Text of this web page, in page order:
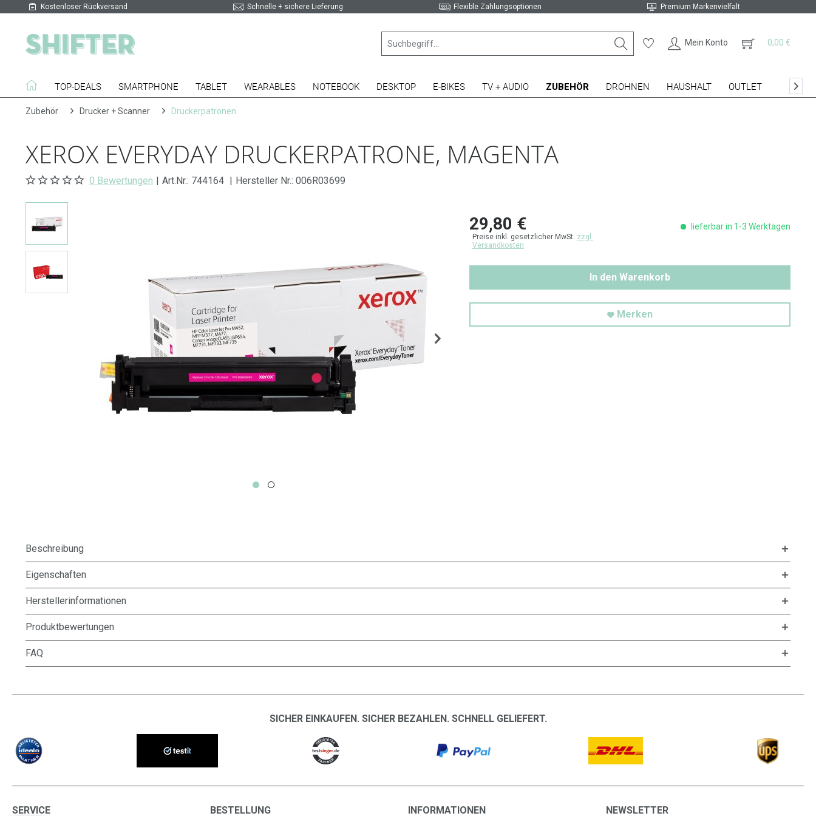
Kostenloser Rückversand Schnelle + sichere Lieferung Flexible Zahlungsoptionen Premium Markenvielfalt
Mein Konto 0,00 €
TOP-DEALS SMARTPHONE TABLET WEARABLES NOTEBOOK DESKTOP E-BIKES TV + AUDIO ZUBEHÖR DROHNEN HAUSHALT OUTLET 
Zubehör Drucker + Scanner Druckerpatronen
XEROX EVERYDAY DRUCKERPATRONE, MAGENTA
0 Bewertungen | Art.Nr.: 744164 | Hersteller Nr.: 006R03699
29,80 €
Preise inkl. gesetzlicher MwSt. zzgl.
Versandkosten
lieferbar in 1-3 Werktagen
In den Warenkorb
Merken
Beschreibung
Eigenschaften
Herstellerinformationen
Produktbewertungen
FAQ
SICHER EINKAUFEN. SICHER BEZAHLEN. SCHNELL GELIEFERT.
SERVICE BESTELLUNG INFORMATIONEN NEWSLETTER